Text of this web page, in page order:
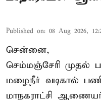
Published on: 08 Aug 2026,
சென்னை,
செம்மஞ்சேரி முதல்
மழைநீர் வடிகால்
மாநகராட்சி